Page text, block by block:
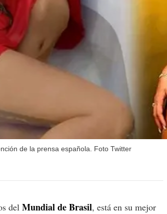
de la prensa española. Foto Twitter
del Mundial de Brasil, está en su mejor